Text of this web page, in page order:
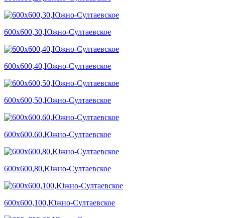
600х600,30,Южно-Султаевское
600х600,40,Южно-Султаевское
600х600,50,Южно-Султаевское
600х600,60,Южно-Султаевское
600х600,80,Южно-Султаевское
600х600,100,Южно-Султаевское